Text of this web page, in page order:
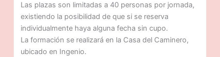
Las plazas son limitadas a 40 personas por jornada,
existiendo la posibilidad de que si se reserva
individualmente haya alguna fecha sin cupo.
La formación se realizará en la Casa del Caminero,
ubicado en Ingenio.